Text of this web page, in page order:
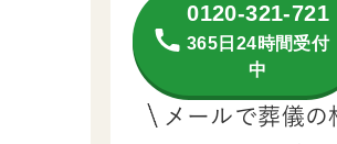
0120-321-721
365日24時間受付
中
メールで葬儀の